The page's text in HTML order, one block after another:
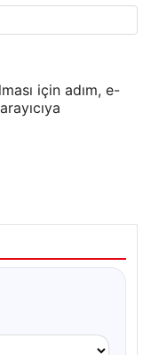
için adım, e-